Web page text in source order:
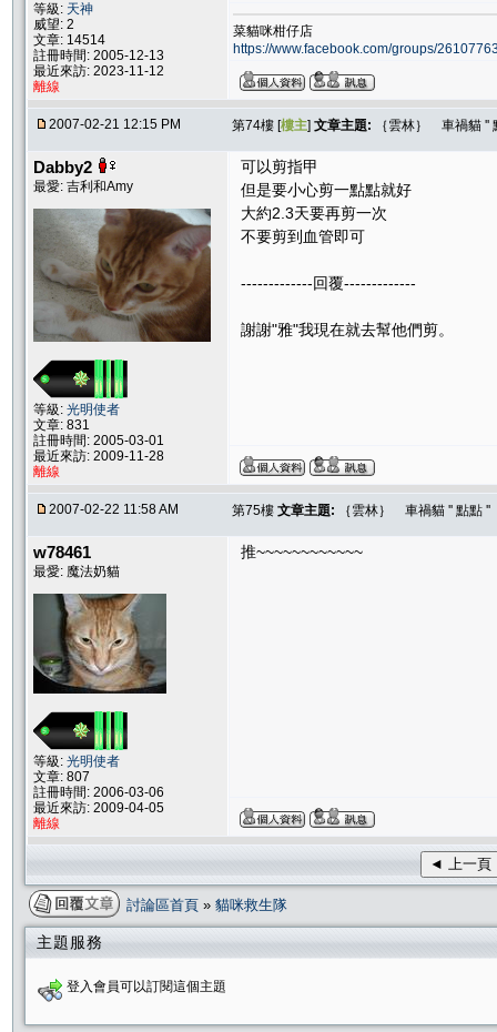
等級: 天神
威望: 2
文章: 14514
註冊時間: 2005-12-13
最近來訪: 2023-11-12
離線
菜貓咪柑仔店
https://www.facebook.com/groups/
2007-02-21 12:15 PM 第74樓 [樓主] 文章主題: ｛雲林｝ 車禍貓 ''
Dabby2
最愛: 吉利和Amy
等級: 光明使者
文章: 831
註冊時間: 2005-03-01
最近來訪: 2009-11-28
離線
可以剪指甲
但是要小心剪一點點就好
大約2.3天要再剪一次
不要剪到血管即可
-------------回覆-------------
謝謝"雅"我現在就去幫他們剪。
2007-02-22 11:58 AM 第75樓 文章主題: ｛雲林｝ 車禍貓 '' 點點
w78461
最愛: 魔法奶貓
等級: 光明使者
文章: 807
註冊時間: 2006-03-06
最近來訪: 2009-04-05
離線
推~~~~~~~~~~~~
◄ 上一頁
討論區首頁 » 貓咪救生隊
主題服務
登入會員可以訂閱這個主題